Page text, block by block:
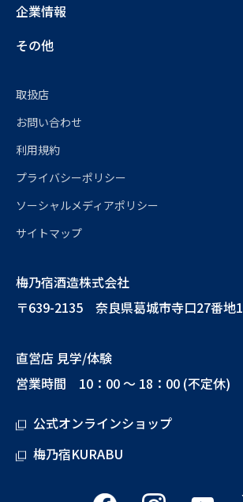
企業情報
その他
取扱店
お問い合わせ
利用規約
プライバシーポリシー
ソーシャルメディアポリシー
サイトマップ
梅乃宿酒造株式会社
〒639-2135 奈良県葛城市寺口27番地1
直営店 見学/体験
営業時間 10：00 ～ 18：00 (不定休)
公式オンラインショップ
梅乃宿KURABU